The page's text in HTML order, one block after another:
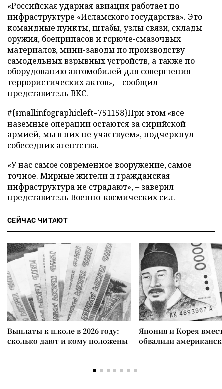
«Российская ударная авиация работает по
инфраструктуре «Исламского государства». Это
командные пункты, штабы, узлы связи, склады
оружия, боеприпасов и горюче-смазочных
материалов, мини-заводы по производству
самодельных взрывных устройств, а также по
оборудованию автомобилей для совершения
террористических актов», – сообщил
представитель ВКС.
#{smallinfographicleft=751158}При этом «все
наземные операции остаются за сирийской
армией, мы в них не участвуем», подчеркнул
собеседник агентства.
«У нас самое современное вооружение, самое
точное. Мирные жители и гражданская
инфраструктура не страдают», – заверил
представитель Военно-космических сил.
СЕЙЧАС ЧИТАЮТ
Выплаты к школе в 2026 году:
сколько дают и кому положены
Япония и Корея
обвалили